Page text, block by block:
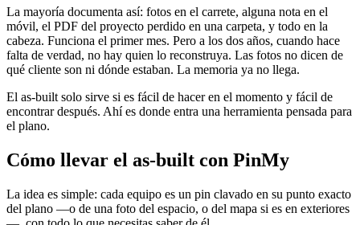
La mayoría documenta así: fotos en el carrete, alguna nota en el
móvil, el PDF del proyecto perdido en una carpeta, y todo en la
cabeza. Funciona el primer mes. Pero a los dos años, cuando hace
falta de verdad, no hay quien lo reconstruya. Las fotos no dicen de
qué cliente son ni dónde estaban. La memoria ya no llega.
El as-built solo sirve si es fácil de hacer en el momento y fácil de
encontrar después. Ahí es donde entra una herramienta pensada para
el plano.
Cómo llevar el as-built con PinMy
La idea es simple: cada equipo es un pin clavado en su punto exacto
del plano —o de una foto del espacio, o del mapa si es en exteriores